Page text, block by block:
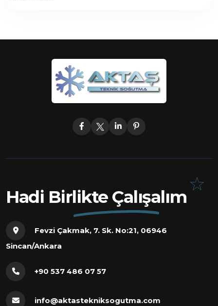
Hadi Birlikte Çalışalım
Fevzi Çakmak, 7. Sk. No:21, 06946
Sincan/Ankara
+90 537 486 07 57
info@aktastekniksogutma.com